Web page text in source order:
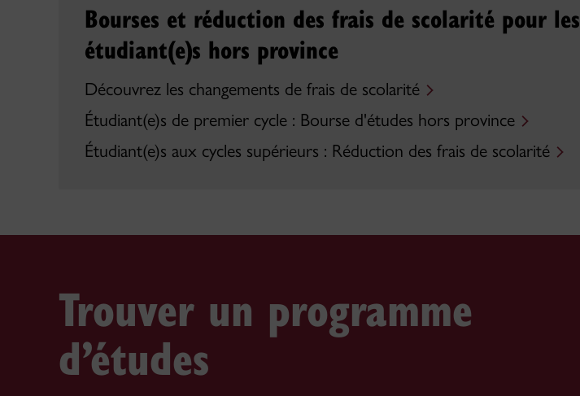
Bourses et réduction des frais de scolarité pour les
étudiant(e)s hors province
Découvrez les changements de frais de scolarité
Étudiant(e)s de premier cycle : Bourse d'études hors province
Étudiant(e)s aux cycles supérieurs : Réduction des frais de scolarité
Trouver un programme
d’études